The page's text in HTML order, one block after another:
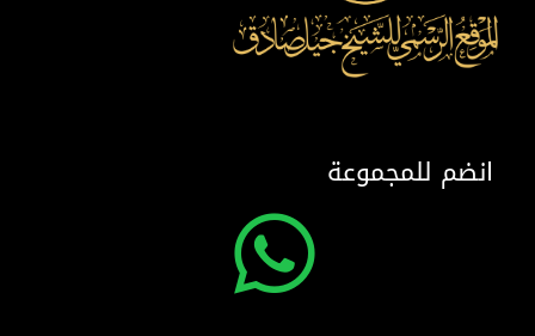
انضم للمجموعة